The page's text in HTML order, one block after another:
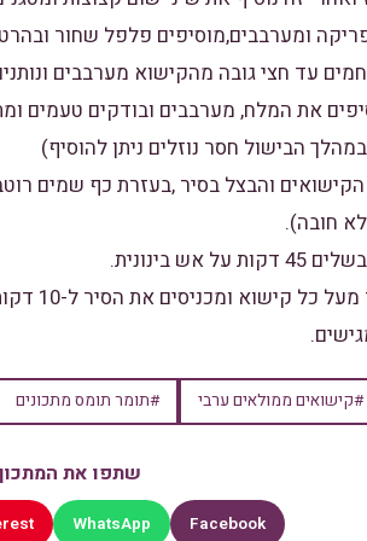
דקות,מוסיפים את המלח, מערבבים ובודקים
הבישול חסר נוזלים ניתן להוסיף)
הקישואים והבצל בסיר ,בעזרת כף שמים
חובה).
#קישואים ממולאים ערבי #תומר תומס מתכונים
שתפו את המתכון
Facebook
WhatsApp